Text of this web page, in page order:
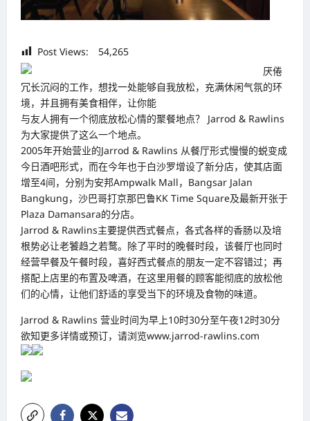
Post Views:
54,265
厌倦
冗长沉闷的工作，想找一处能够自我放松，充满休闲气氛的环
境，并且拥有美食相伴，让你能
与友人拥有一个彻底放松心情的聚餐地点？ Jarrod & Rawlins
为大家提供了这么一个地点。
2005年开始营业的Jarrod & Rawlins 从餐厅形式慢慢的蜕变成
今日酒吧形式，而在今年也于白沙罗增设了新分店，使其店面
增至4间，分别为安邦Ampwalk Mall，Bangsar Jalan
Bangkung，沙巴哥打京那巴鲁KK Time Square及最新开张于
Plaza Damansara的分店。
Jarrod & Rawlins主要提供西式餐点，各式各样的香肠以及培
根势必让老饕趋之若鹜。除了平时的晚餐时段，该餐厅也同时
经营早餐及午餐时段，喜好西式餐点的朋友一定不容错过；再
搭配上店里的布置及啤酒，在这里用餐的顾客能彻底的放松他
们的心情，让他们舒适的享受当下的环境及食物的味道。
Jarrod & Rawlins 营业时间为早上10时30分至午夜12时30分
欲知更多详情或预订，请浏览www.jarrod-rawlins.com